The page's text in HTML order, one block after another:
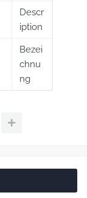
Descr
iption
Bezei
chnu
ng